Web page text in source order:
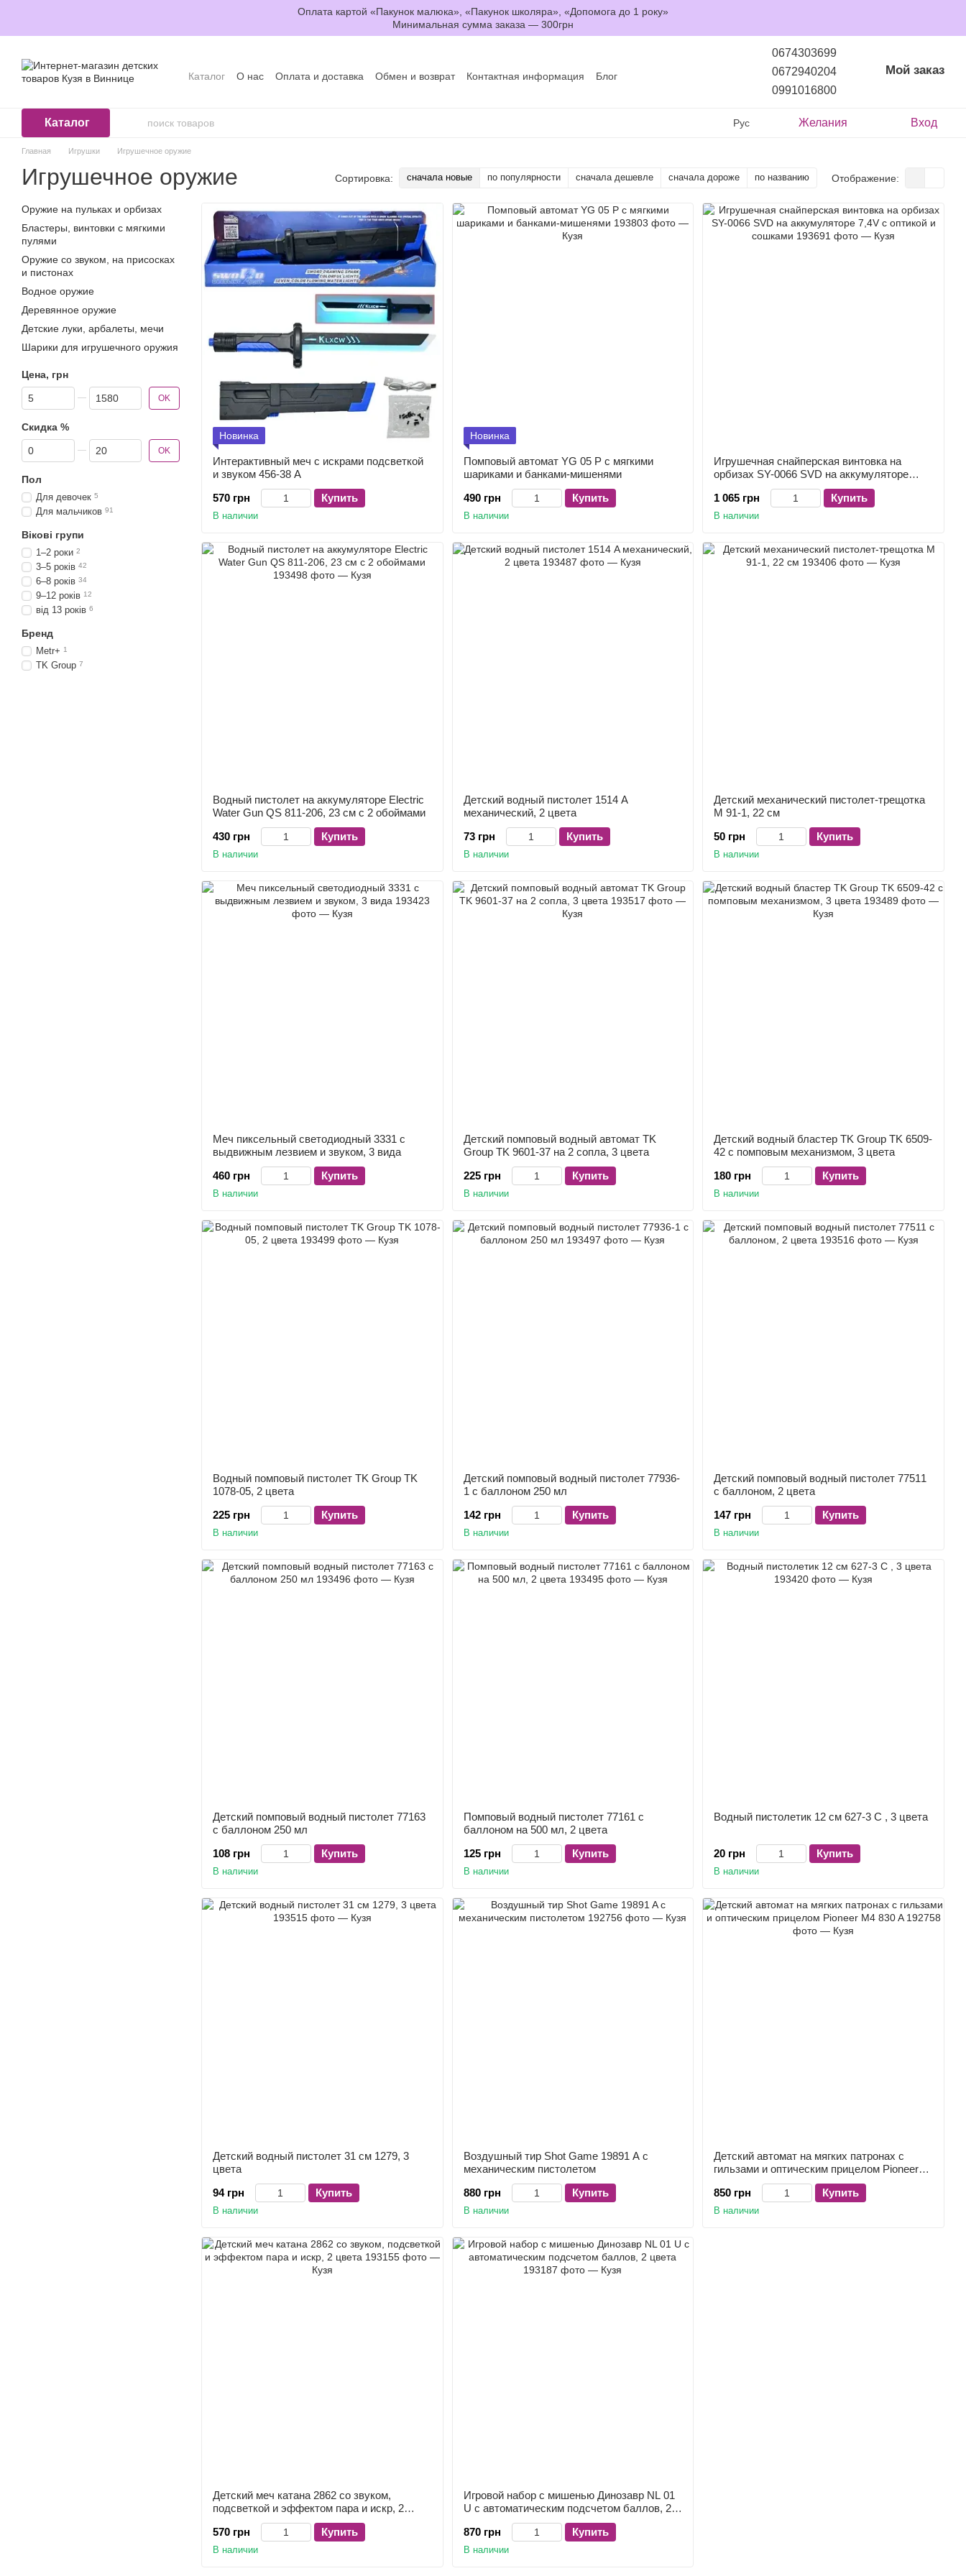
Оплата картой «Пакунок малюка», «Пакунок школяра», «Допомога до 1 року»
Минимальная сумма заказа — 300грн
Каталог О нас Оплата и доставка Обмен и возврат Контактная информация
Блог
0674303699
0672940204
0991016800
Мой заказ
Каталог Рус Желания Вход
Главная Игрушки Игрушечное оружие
Игрушечное оружие Сортировка: сначала новые по популярности сначала дешевле сначала дороже по названию Отображение:
Новинка
Интерактивный меч с искрами подсветкой
и звуком 456-38 A
570 грн
Купить
В наличии
Новинка
Помповый автомат YG 05 P с мягкими
шариками и банками-мишенями
490 грн
Купить
В наличии
Игрушечная снайперская винтовка на
орбизах SY-0066 SVD на аккумуляторе
7,4V с оптикой и сошками
1 065 грн
Купить
В наличии
Водный пистолет на аккумуляторе Electric
Water Gun QS 811-206, 23 см с 2 обоймами
430 грн
Купить
В наличии
Детский водный пистолет 1514 A
механический, 2 цвета
73 грн
Купить
В наличии
Детский механический пистолет-трещотка
M 91-1, 22 см
50 грн
Купить
В наличии
Меч пиксельный светодиодный 3331 с
выдвижным лезвием и звуком, 3 вида
460 грн
Купить
В наличии
Детский помповый водный автомат TK
Group TK 9601-37 на 2 сопла, 3 цвета
225 грн
Купить
В наличии
Детский водный бластер TK Group TK 6509-
42 с помповым механизмом, 3 цвета
180 грн
Купить
В наличии
Водный помповый пистолет TK Group TK
1078-05, 2 цвета
225 грн
Купить
В наличии
Детский помповый водный пистолет 77936-
1 с баллоном 250 мл
142 грн
Купить
В наличии
Детский помповый водный пистолет 77511
с баллоном, 2 цвета
147 грн
Купить
В наличии
Детский помповый водный пистолет 77163
с баллоном 250 мл
108 грн
Купить
В наличии
Помповый водный пистолет 77161 с
баллоном на 500 мл, 2 цвета
125 грн
Купить
В наличии
Водный пистолетик 12 см 627-3 C , 3 цвета
20 грн Купить
В наличии
Детский водный пистолет 31 см 1279, 3
цвета
94 грн
Купить
В наличии
Воздушный тир Shot Game 19891 A с
механическим пистолетом
880 грн
Купить
В наличии
Детский автомат на мягких патронах с
гильзами и оптическим прицелом Pioneer
850 грн
Купить
В наличии
Детский меч катана 2862 со звуком,
подсветкой и эффектом пара и искр, 2
570 грн
Купить
В наличии
Игровой набор с мишенью Динозавр NL 01
U с автоматическим подсчетом баллов, 2
870 грн
Купить
В наличии
Оружие на пульках и орбизах
Бластеры, винтовки с мягкими
пулями
Оружие со звуком, на присосках
и пистонах
Водное оружие
Деревянное оружие
Детские луки, арбалеты, мечи
Шарики для игрушечного оружия
Цена, грн
От Цена, грн
До Цена, грн OK
Скидка %
От Скидка %
До Скидка % OK
Пол
Для девочек 5
Для мальчиков 91
Вікові групи
1–2 роки 2
3–5 років 42
6–8 років 34
9–12 років 12
від 13 років 6
Бренд
Metr+ 1
TK Group 7